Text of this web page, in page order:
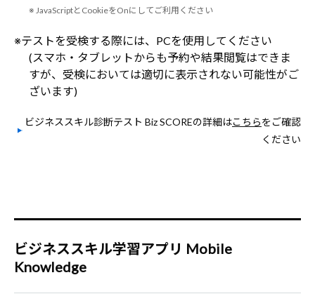
※ JavaScriptとCookieをOnにしてご利用ください
※テストを受検する際には、PCを使用してください
(スマホ・タブレットからも予約や結果閲覧はできま
すが、受検においては適切に表示されない可能性がご
ざいます)
ビジネススキル診断テスト Biz SCOREの詳細はこちらをご確認
ください
ビジネススキル学習アプリ Mobile
Knowledge